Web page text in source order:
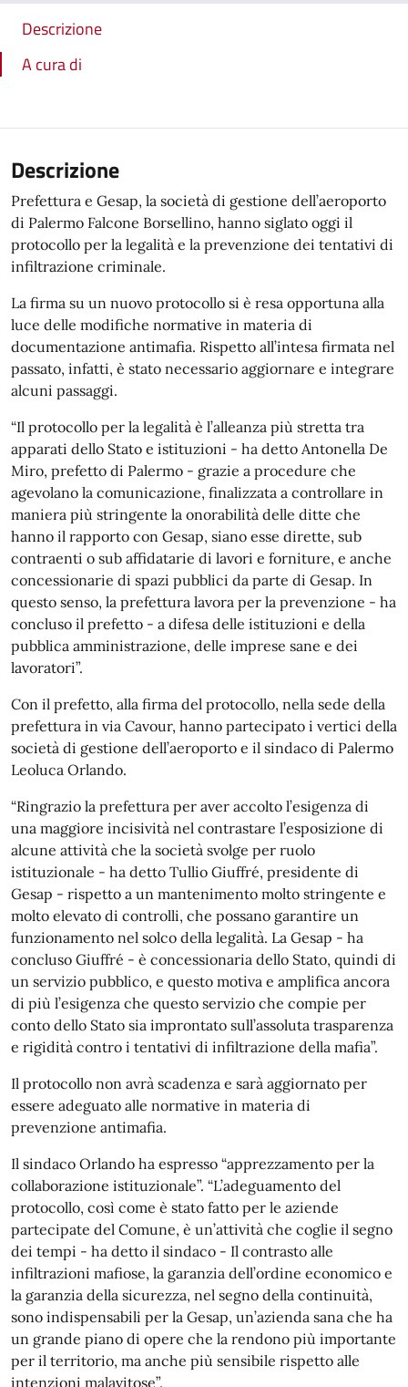
Descrizione
A cura di
Descrizione
Prefettura e Gesap, la società di gestione dell’aeroporto
di Palermo Falcone Borsellino, hanno siglato oggi il
protocollo per la legalità e la prevenzione dei tentativi di
infiltrazione criminale.
La firma su un nuovo protocollo si è resa opportuna alla
luce delle modifiche normative in materia di
documentazione antimafia. Rispetto all’intesa firmata nel
passato, infatti, è stato necessario aggiornare e integrare
alcuni passaggi.
“Il protocollo per la legalità è l’alleanza più stretta tra
apparati dello Stato e istituzioni - ha detto Antonella De
Miro, prefetto di Palermo - grazie a procedure che
agevolano la comunicazione, finalizzata a controllare in
maniera più stringente la onorabilità delle ditte che
hanno il rapporto con Gesap, siano esse dirette, sub
contraenti o sub affidatarie di lavori e forniture, e anche
concessionarie di spazi pubblici da parte di Gesap. In
questo senso, la prefettura lavora per la prevenzione - ha
concluso il prefetto - a difesa delle istituzioni e della
pubblica amministrazione, delle imprese sane e dei
lavoratori”.
Con il prefetto, alla firma del protocollo, nella sede della
prefettura in via Cavour, hanno partecipato i vertici della
società di gestione dell’aeroporto e il sindaco di Palermo
Leoluca Orlando.
“Ringrazio la prefettura per aver accolto l’esigenza di
una maggiore incisività nel contrastare l’esposizione di
alcune attività che la società svolge per ruolo
istituzionale - ha detto Tullio Giuffré, presidente di
Gesap - rispetto a un mantenimento molto stringente e
molto elevato di controlli, che possano garantire un
funzionamento nel solco della legalità. La Gesap - ha
concluso Giuffré - è concessionaria dello Stato, quindi di
un servizio pubblico, e questo motiva e amplifica ancora
di più l’esigenza che questo servizio che compie per
conto dello Stato sia improntato sull’assoluta trasparenza
e rigidità contro i tentativi di infiltrazione della mafia”.
Il protocollo non avrà scadenza e sarà aggiornato per
essere adeguato alle normative in materia di
prevenzione antimafia.
Il sindaco Orlando ha espresso “apprezzamento per la
collaborazione istituzionale”. “L’adeguamento del
protocollo, così come è stato fatto per le aziende
partecipate del Comune, è un’attività che coglie il segno
dei tempi - ha detto il sindaco - Il contrasto alle
infiltrazioni mafiose, la garanzia dell’ordine economico e
la garanzia della sicurezza, nel segno della continuità,
sono indispensabili per la Gesap, un’azienda sana che ha
un grande piano di opere che la rendono più importante
per il territorio, ma anche più sensibile rispetto alle
intenzioni malavitose”.